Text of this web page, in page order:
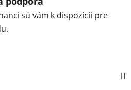
sú vám k dispozícii pre